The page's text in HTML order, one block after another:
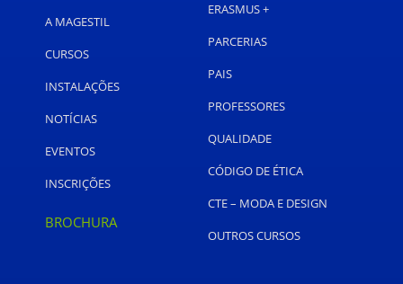
A MAGESTIL
CURSOS
INSTALAÇÕES
NOTÍCIAS
EVENTOS
INSCRIÇÕES
BROCHURA
ERASMUS +
PARCERIAS
PAIS
PROFESSORES
QUALIDADE
CÓDIGO DE ÉTICA
CTE – MODA E DESIGN
OUTROS CURSOS